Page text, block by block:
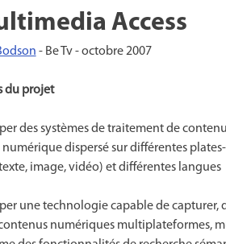
Access
- Be Tv -octobre 2007
du projet
des systèmes de traitement de
dispersé sur différentes
image, vidéo) et différentes langues
une technologie capable de capturer,
numériques multiplateformes,